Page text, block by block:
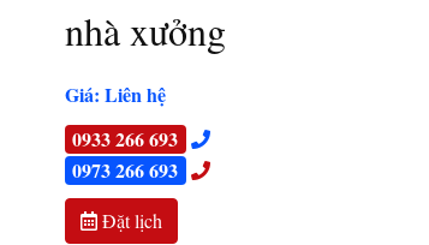
nhà xưởng
Giá: Liên hệ
0933 266 693
0973 266 693
Đặt lịch